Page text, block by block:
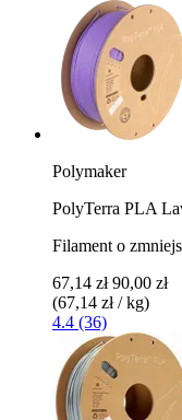
Polymaker
PolyTerra PLA
Filament o
67,14 zł 90,00 zł
(67,14 zł / kg)
4.4 (36)